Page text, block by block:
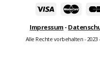
Impressum -
Alle Rechte vorbehalten -